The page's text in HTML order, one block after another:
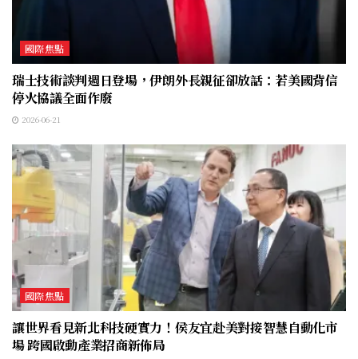
國際焦點
瑞士技術談判週日登場，伊朗外長親征卻放話：若美國背信
停火協議全面作廢
2026-06-21
國際焦點
讓世界看見新北科技硬實力！侯友宜赴美對接智慧自動化市
場 跨國啟動產業招商新佈局